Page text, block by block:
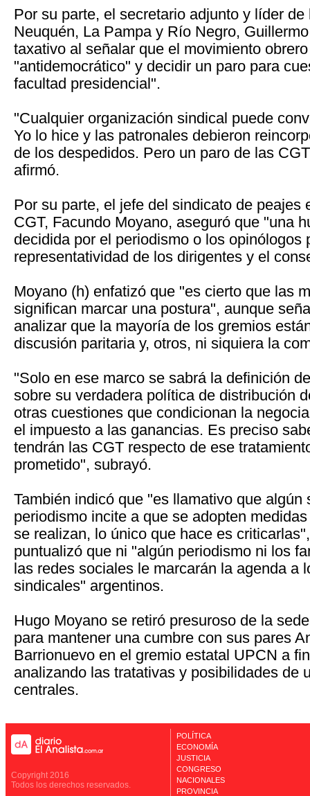
Por su parte, el secretario adjunto y líder
Neuquén, La Pampa y Río Negro,
taxativo al señalar que el movimiento
"antidemocrático" y decidir un paro para
facultad presidencial".
"Cualquier organización sindical puede
Yo lo hice y las patronales debieron
de los despedidos. Pero un paro de las
afirmó.
Por su parte, el jefe del sindicato de peajes
CGT, Facundo Moyano, aseguró que "una
decidida por el periodismo o los opinólogos
representatividad de los dirigentes y el
Moyano (h) enfatizó que "es cierto que las
significan marcar una postura", aunque
analizar que la mayoría de los gremios
discusión paritaria y, otros, ni siquiera la
"Solo en ese marco se sabrá la definición
sobre su verdadera política de distribución
otras cuestiones que condicionan la
el impuesto a las ganancias. Es preciso
tendrán las CGT respecto de ese
prometido", subrayó.
También indicó que "es llamativo que algún
periodismo incite a que se adopten
se realizan, lo único que hace es
puntualizó que ni "algún periodismo ni los
las redes sociales le marcarán la agenda a
sindicales" argentinos.
Hugo Moyano se retiró presuroso de la
para mantener una cumbre con sus pares
Barrionuevo en el gremio estatal UPCN a
analizando las tratativas y posibilidades de
centrales.
Copyright 2016
Todos los derechos reservados.
POLÍTICA
ECONOMÍA
JUSTICIA
CONGRESO
NACIONALES
PROVINCIA